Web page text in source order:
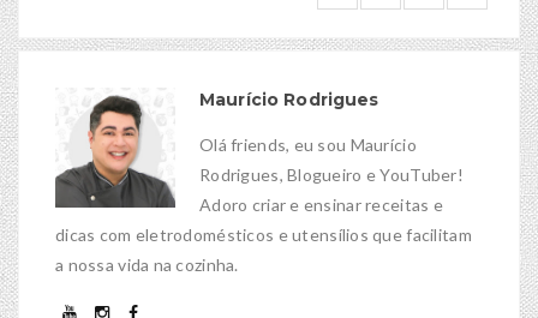
Maurício Rodrigues
Olá friends, eu sou Maurício
Rodrigues, Blogueiro e YouTuber!
Adoro criar e ensinar receitas e
dicas com eletrodomésticos e utensílios que facilitam
a nossa vida na cozinha.